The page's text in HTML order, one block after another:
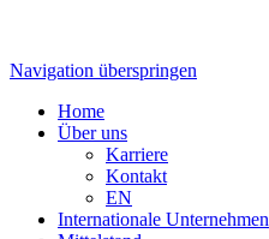
Navigation überspringen
Home
Über uns
Karriere
Kontakt
EN
Internationale Unternehmen